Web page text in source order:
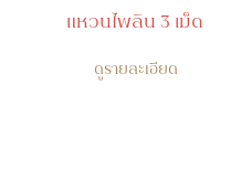
แหวนไพลิน 3 เม็ด
ดูรายละเอียด